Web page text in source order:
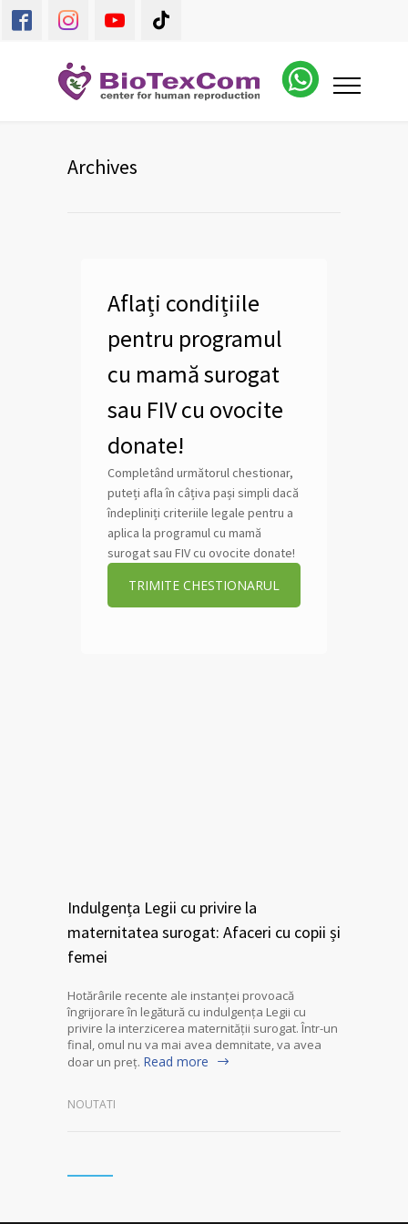
Archives
Aflați condițiile
pentru programul
cu mamă surogat
sau FIV cu ovocite
donate!
Completând următorul chestionar,
puteți afla în câțiva pași simpli dacă
îndepliniți criteriile legale pentru a
aplica la programul cu mamă
surogat sau FIV cu ovocite donate!
TRIMITE CHESTIONARUL
Indulgența Legii cu privire la
maternitatea surogat: Afaceri cu copii și
femei
Hotărârile recente ale instanței provoacă
îngrijorare în legătură cu indulgența Legii cu
privire la interzicerea maternității surogat. Într-un
final, omul nu va mai avea demnitate, va avea
doar un preț. Read more
NOUTATI